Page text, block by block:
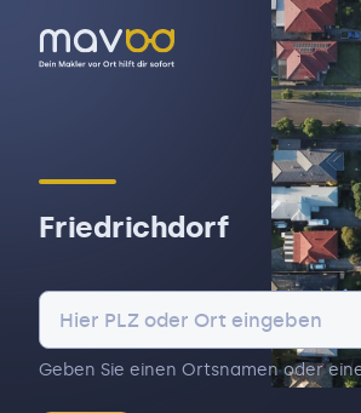
Friedrichdorf
Geben Sie einen Ortsnamen oder